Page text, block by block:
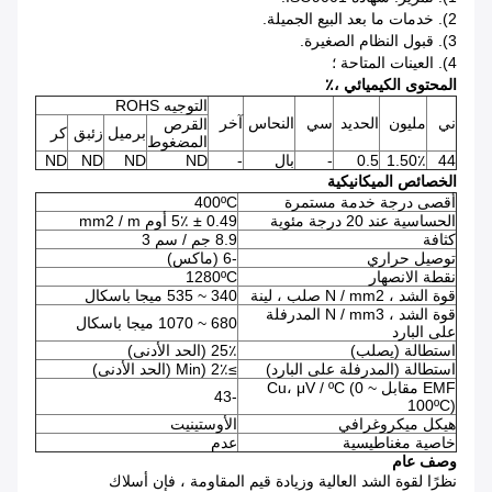
2). خدمات ما بعد البيع الجميلة.
3). قبول النظام الصغيرة.
4). العينات المتاحة ؛
المحتوى الكيميائي ،٪
ني مليون الحديد سي النحاس آخر
التوجيه ROHS
القرص
المضغوطبرميل زئبق كر
44
1.50٪ 0.5
- بال -
ND
ND
ND
ND
الخصائص الميكانيكية
أقصى درجة خدمة مستمرة
400ºC
الحساسية عند 20 درجة مئوية
0.49 ± 5٪ أوم mm2 / m
كثافة
8.9 جم / سم 3
توصيل حراري
-6 (ماكس)
نقطة الانصهار
1280ºC
قوة الشد ، N / mm2 صلب ، لينة
340 ~ 535 ميجا باسكال
قوة الشد ، N / mm3 المدرفلة
على البارد
680 ~ 1070 ميجا باسكال
استطالة (يصلب)
25٪ (الحد الأدنى)
استطالة (المدرفلة على البارد)
≥Min) 2٪ (الحد الأدنى)
EMF مقابل Cu، μV / ºC (0 ~
100ºC)
-43
هيكل ميكروغرافي
الأوستينيت
خاصية مغناطيسية
عدم
وصف عام
نظرًا لقوة الشد العالية وزيادة قيم المقاومة ، فإن أسلاك